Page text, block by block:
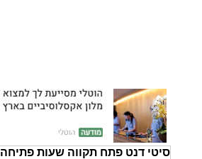
סיטי דנט פתח תקווה שעות פתיחה